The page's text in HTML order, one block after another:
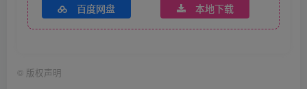
百度网盘 本地下载
© 版权声明